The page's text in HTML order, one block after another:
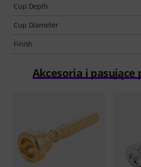
Cup Depth
Cup Diameter
Finish
Akcesoria i